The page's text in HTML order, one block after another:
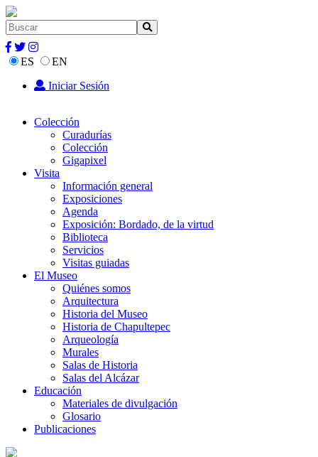
ES
EN
Iniciar Sesión
Colección
Curadurías
Colección
Gigapixel
Visita
Información general
Exposiciones
Agenda
Exposición: Bordado, de la virtud
Biblioteca
Servicios
Visitas guiadas
El Museo
Quiénes somos
Arquitectura
Historia del Museo
Historia de Chapultepec
Arqueología
Murales
Salas de Historia
Salas del Alcázar
Educación
Materiales de divulgación
Glosario
Publicaciones